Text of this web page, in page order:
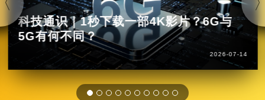
科技通识｜1秒下载一部4K影片？6G与
5G有何不同？
2026-07-14